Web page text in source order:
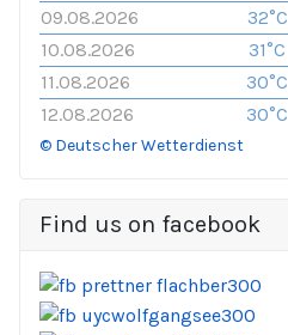
09.08.2026
32°C
10.08.2026
31°C
11.08.2026
30°C
12.08.2026
30°C
© Deutscher Wetterdienst
Find us on facebook